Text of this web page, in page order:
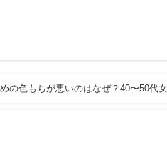
の色もちが悪いのはなぜ？40〜50代